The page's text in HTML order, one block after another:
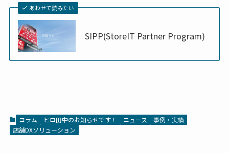
あわせて読みたい
SIPP(StoreIT Partner Program)
コラム ヒロ田中のお知らせです！ ニュース
事例・実績
店舗DXソリューション